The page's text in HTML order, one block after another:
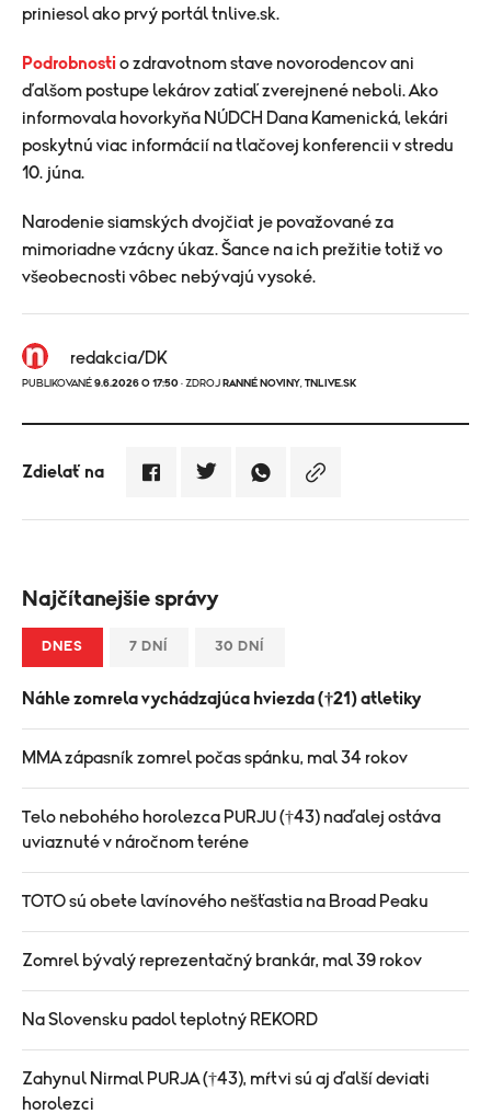
priniesol ako prvý portál tnlive.sk.
Podrobnosti o zdravotnom stave novorodencov ani
ďalšom postupe lekárov zatiaľ zverejnené neboli. Ako
informovala hovorkyňa NÚDCH Dana Kamenická, lekári
poskytnú viac informácií na tlačovej konferencii v stredu
10. júna.
Narodenie siamských dvojčiat je považované za
mimoriadne vzácny úkaz. Šance na ich prežitie totiž vo
všeobecnosti vôbec nebývajú vysoké.
redakcia/DK
PUBLIKOVANÉ 9.6.2026 O 17:50 · ZDROJ RANNÉ NOVINY TNLIVE.SK
Zdielať na
Najčítanejšie správy
DNES 7 DNÍ 30 DNÍ
Náhle zomrela vychádzajúca hviezda (†21) atletiky
MMA zápasník zomrel počas spánku, mal 34 rokov
Telo nebohého horolezca PURJU (†43) naďalej ostáva
uviaznuté v náročnom teréne
TOTO sú obete lavínového nešťastia na Broad Peaku
Zomrel bývalý reprezentačný brankár, mal 39 rokov
Na Slovensku padol teplotný REKORD
Zahynul Nirmal PURJA (†43), mŕtvi sú aj ďalší deviati
horolezci